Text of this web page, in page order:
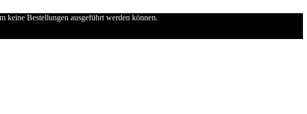
keine Bestellungen ausgeführt werden können.